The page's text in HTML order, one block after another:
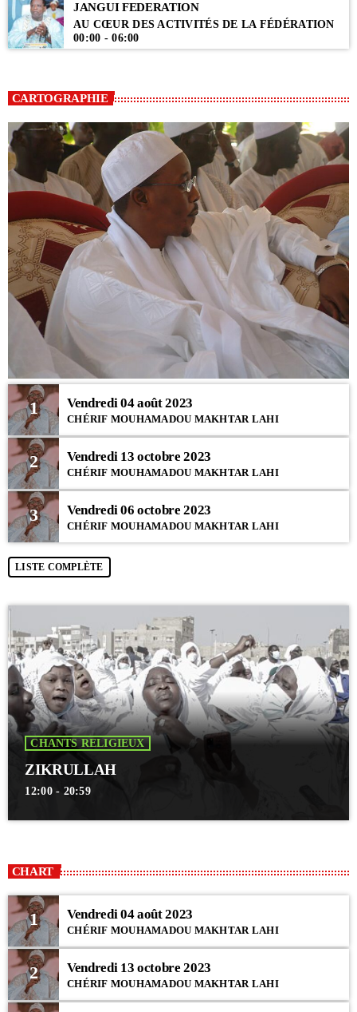
JANGUI FEDERATION
AU CŒUR DES ACTIVITÉS DE LA FÉDÉRATION
00:00 - 06:00
CARTOGRAPHIE
1 Vendredi 04 août 2023
CHÉRIF MOUHAMADOU MAKHTAR LAHI
2 Vendredi 13 octobre 2023
CHÉRIF MOUHAMADOU MAKHTAR LAHI
3 Vendredi 06 octobre 2023
CHÉRIF MOUHAMADOU MAKHTAR LAHI
LISTE COMPLÈTE
CHANTS RELIGIEUX
ZIKRULLAH
12:00 - 20:59
CHART
1 Vendredi 04 août 2023
CHÉRIF MOUHAMADOU MAKHTAR LAHI
2 Vendredi 13 octobre 2023
CHÉRIF MOUHAMADOU MAKHTAR LAHI